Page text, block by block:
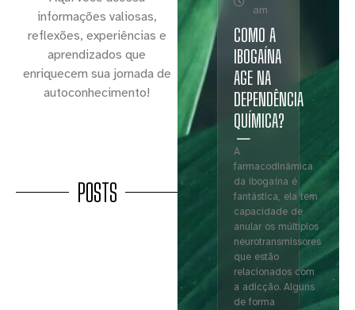
informações valiosas,
reflexões, experiências e
aprendizados que
enriquecem sua jornada de
autoconhecimento!
POSTS
am
COMO A
IBOGAÍNA
AGE NA
DEPENDÊNCIA
QUÍMICA?
A
farmacodinâmica
da ibogaína é
fantástica, ela tem
capacidade de
anular os múltiplos
neurotransmissores
que estão
relacionados com
a adicção. Alguns
de forma